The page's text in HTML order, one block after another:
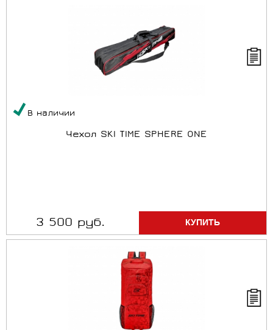
В наличии
Чехол SKI TIME SPHERE ONE
3 500 руб.